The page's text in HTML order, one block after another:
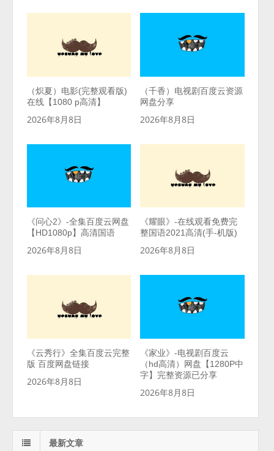
（炽夏）电影(完整观看版)
在线【1080 p高清】
2026年8月8日
（千香）电视剧百度云资源
网盘分享
2026年8月8日
《问心2》-全集百度云网盘
【HD1080p】高清国语
2026年8月8日
《耀眼》-在线观看免费完
整国语2021高清(手-机版)
2026年8月8日
《云秀行》全集百度云完整
版 百度网盘链接
2026年8月8日
《家业》-电视剧百度云
（hd高清）网盘【1280P中
字】完整资源已分享
2026年8月8日
最新文章